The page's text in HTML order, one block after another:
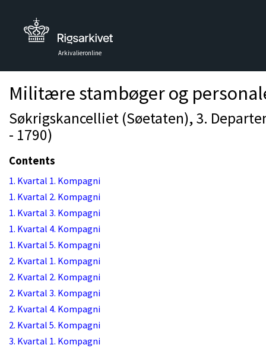
Arkivalieronline
Militære stambøger og
Søkrigskancelliet (Søetaten), 3.
- 1790)
Contents
1. Kvartal 1. Kompagni
1. Kvartal 2. Kompagni
1. Kvartal 3. Kompagni
1. Kvartal 4. Kompagni
1. Kvartal 5. Kompagni
2. Kvartal 1. Kompagni
2. Kvartal 2. Kompagni
2. Kvartal 3. Kompagni
2. Kvartal 4. Kompagni
2. Kvartal 5. Kompagni
3. Kvartal 1. Kompagni